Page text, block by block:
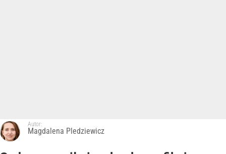
Autor:
Magdalena Pledziewicz